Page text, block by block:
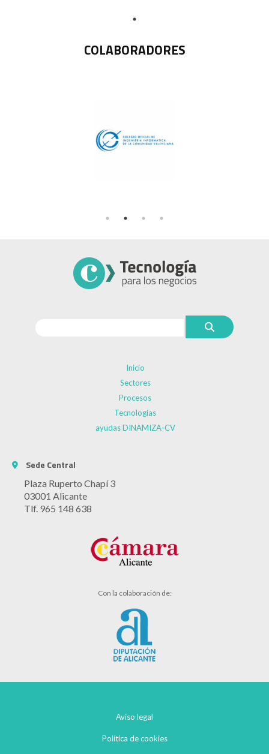
COLABORADORES
Inicio
Sectores
Procesos
Tecnologías
ayudas DINAMIZA-CV
Sede Central
Plaza Ruperto Chapí 3
03001 Alicante
Tlf. 965 148 638
Con la colaboración de:
Aviso legal
Política de cookies